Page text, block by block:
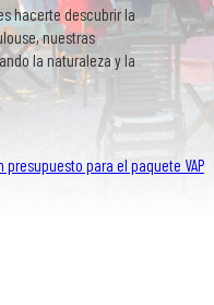
hacerte descubrir la
nuestras
la naturaleza y la
presupuesto para el paquete VAP